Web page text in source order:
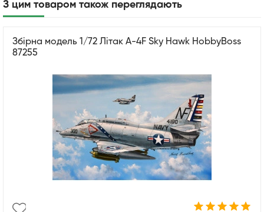
З цим товаром також переглядають
Збірна модель 1/72 Літак A-4F Sky Hawk HobbyBoss
87255